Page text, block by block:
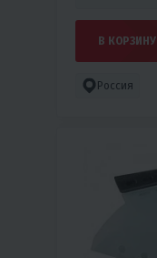
В КОРЗИНУ
Россия